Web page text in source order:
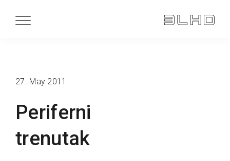
Periferni
trenutak
27. May 2011